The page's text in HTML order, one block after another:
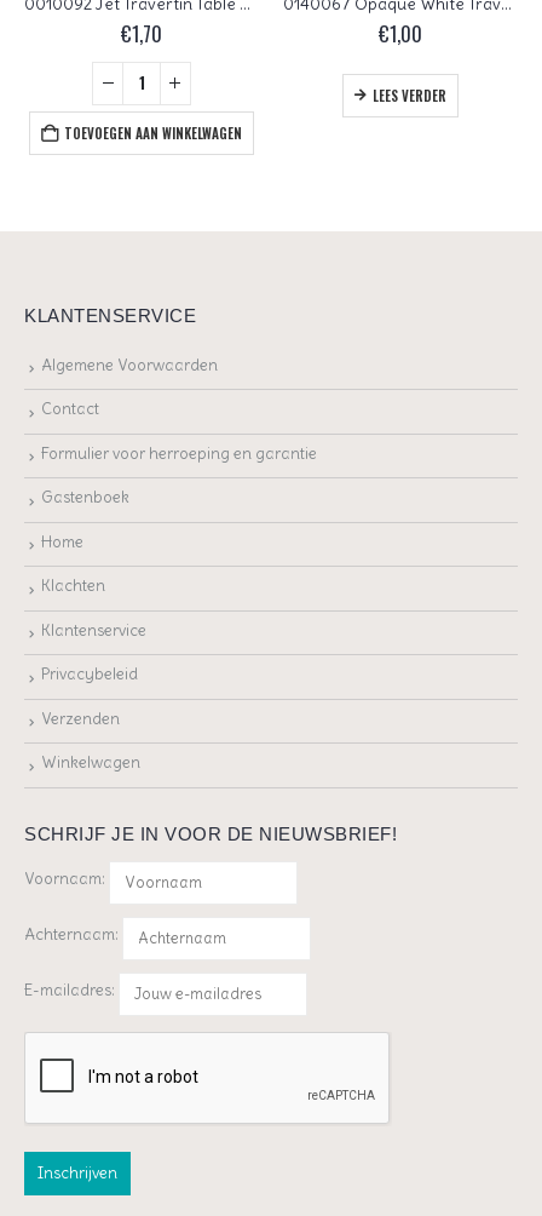
0010092 Jet Travertin Table Cut Peace Bead. 4 Pc.
€1,70
TOEVOEGEN AAN WINKELWAGEN
0140067 Opaque White Travertin Table Cut 4 Pc.
€1,00
LEES VERDER
KLANTENSERVICE
Algemene Voorwaarden
Contact
Formulier voor herroeping en garantie
Gastenboek
Home
Klachten
Klantenservice
Privacybeleid
Verzenden
Winkelwagen
SCHRIJF JE IN VOOR DE NIEUWSBRIEF!
Voornaam:
Achternaam:
E-mailadres: